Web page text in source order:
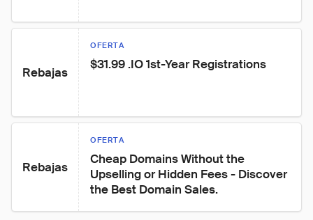
Rebajas
OFERTA
$31.99 .IO 1st-Year Registrations
Rebajas
OFERTA
Cheap Domains Without the
Upselling or Hidden Fees - Discover
the Best Domain Sales.